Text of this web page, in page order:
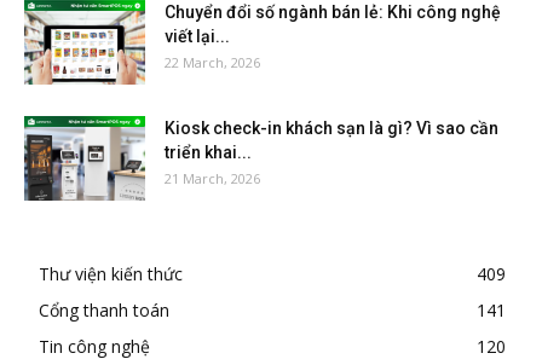
Chuyển đổi số ngành bán lẻ: Khi công nghệ
viết lại...
22 March, 2026
Kiosk check-in khách sạn là gì? Vì sao cần
triển khai...
21 March, 2026
Thư viện kiến thức
409
Cổng thanh toán
141
Tin công nghệ
120